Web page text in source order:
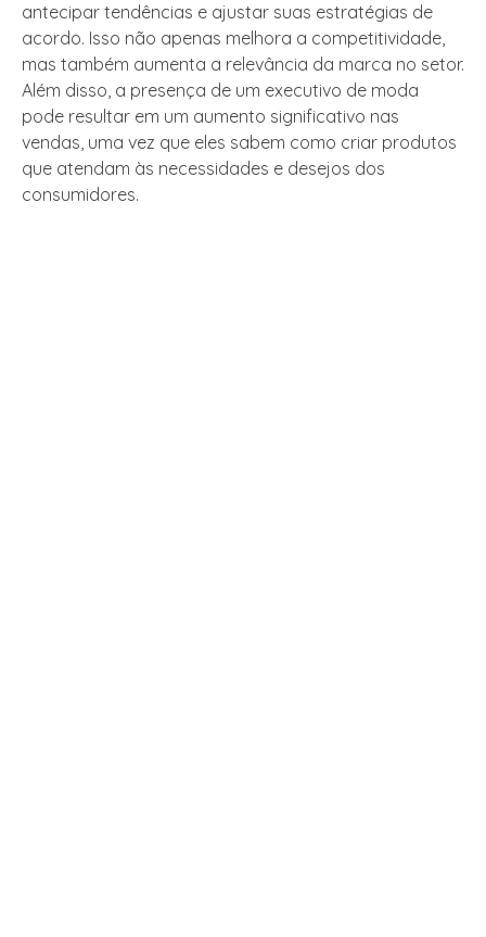
antecipar tendências e ajustar suas estratégias de
acordo. Isso não apenas melhora a competitividade,
mas também aumenta a relevância da marca no setor.
Além disso, a presença de um executivo de moda
pode resultar em um aumento significativo nas
vendas, uma vez que eles sabem como criar produtos
que atendam às necessidades e desejos dos
consumidores.